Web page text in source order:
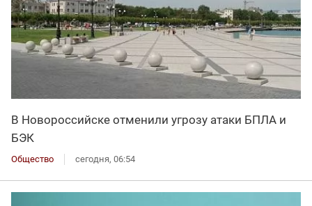
В Новороссийске отменили угрозу атаки БПЛА и
БЭК
Общество сегодня, 06:54